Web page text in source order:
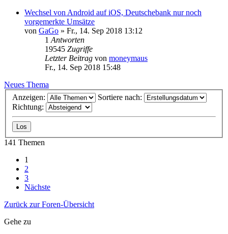
Wechsel von Android auf iOS, Deutschebank nur noch
vorgemerkte Umsätze
von GaGo » Fr., 14. Sep 2018 13:12
1 Antworten
19545 Zugriffe
Letzter Beitrag von moneymaus
Fr., 14. Sep 2018 15:48
Neues Thema
Anzeigen:
Sortiere nach:
Richtung:
141 Themen
1
2
3
Nächste
Zurück zur Foren-Übersicht
Gehe zu